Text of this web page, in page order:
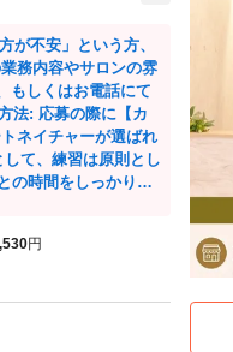
が不安」という方、
もしくはお電話にて
法: 応募の際に【カ
て、練習は原則とし
の時間をしっかり確
支援部門大賞」
すさがお墨付きで
ュールが決まるた
営業時間外に練習
円